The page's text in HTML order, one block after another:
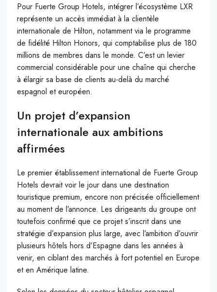
Pour Fuerte Group Hotels, intégrer l’écosystème LXR
représente un accès immédiat à la clientèle
internationale de Hilton, notamment via le programme
de fidélité Hilton Honors, qui comptabilise plus de 180
millions de membres dans le monde. C’est un levier
commercial considérable pour une chaîne qui cherche
à élargir sa base de clients au-delà du marché
espagnol et européen.
Un projet d’expansion
internationale aux ambitions
affirmées
Le premier établissement international de Fuerte Group
Hotels devrait voir le jour dans une destination
touristique premium, encore non précisée officiellement
au moment de l’annonce. Les dirigeants du groupe ont
toutefois confirmé que ce projet s’inscrit dans une
stratégie d’expansion plus large, avec l’ambition d’ouvrir
plusieurs hôtels hors d’Espagne dans les années à
venir, en ciblant des marchés à fort potentiel en Europe
et en Amérique latine.